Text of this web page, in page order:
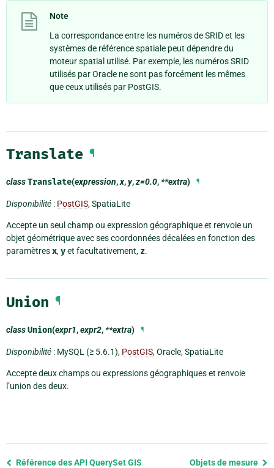
Note
La correspondance entre les numéros de SRID et les
systèmes de référence spatiale peut dépendre du
moteur spatial utilisé. Par exemple, les numéros SRID
utilisés par Oracle ne sont pas forcément les mêmes
que ceux utilisés par PostGIS.
Translate ¶
classTranslate(expression,x,y,z=0.0,**extra) ¶
Disponibilité : PostGIS, SpatiaLite
Accepte un seul champ ou expression géographique et renvoie un
objet géométrique avec ses coordonnées décalées en fonction des
paramètresx,yet facultativement, z.
Union ¶
classUnion(expr1,expr2,**extra) ¶
Disponibilité : MySQL (≥ 5.6.1), PostGIS, Oracle, SpatiaLite
Accepte deux champs ou expressions géographiques et renvoie
l’union des deux.
Previous
Référence des API QuerySet GIS Objets de mesure